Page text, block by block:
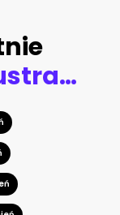
Sport car logo illustration on dark background.